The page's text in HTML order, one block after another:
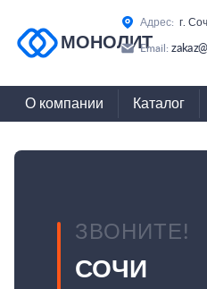
МОНОЛИТ
Адрес: г.
Email:
О компании Каталог
ЗВОНИТЕ!
СОЧИ